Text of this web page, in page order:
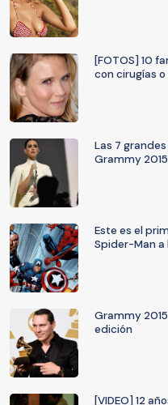
[FOTOS] 10
con cirugías
Las 7
Grammy 2015
Este es el
Spider-Man a
Grammy
edición
[VIDEO] 12